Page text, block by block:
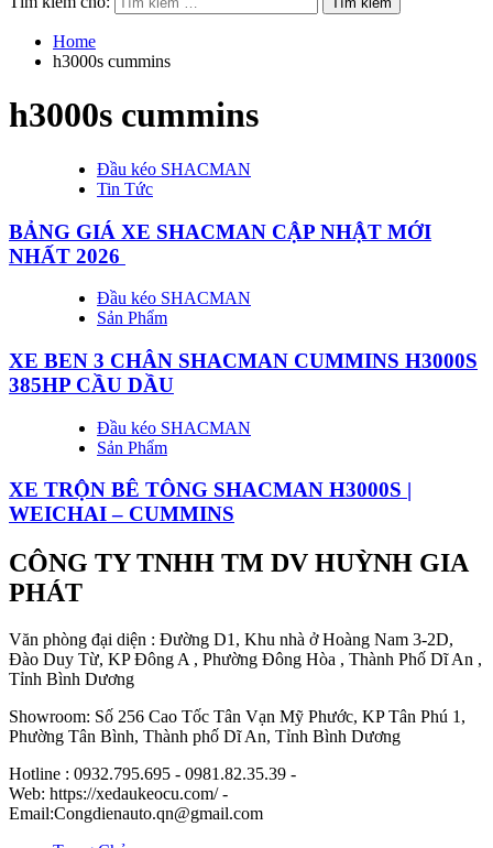
Home
h3000s cummins
h3000s cummins
Đầu kéo SHACMAN
Tin Tức
BẢNG GIÁ XE SHACMAN CẬP NHẬT MỚI
NHẤT 2026
Đầu kéo SHACMAN
Sản Phẩm
XE BEN 3 CHÂN SHACMAN CUMMINS H3000S
385HP CẦU DẦU
Đầu kéo SHACMAN
Sản Phẩm
XE TRỘN BÊ TÔNG SHACMAN H3000S |
WEICHAI – CUMMINS
CÔNG TY TNHH TM DV HUỲNH GIA
PHÁT
Văn phòng đại diện : Đường D1, Khu nhà ở Hoàng Nam 3-2D,
Đào Duy Từ, KP Đông A , Phường Đông Hòa , Thành Phố Dĩ An ,
Tỉnh Bình Dương
Showroom: Số 256 Cao Tốc Tân Vạn Mỹ Phước, KP Tân Phú 1,
Phường Tân Bình, Thành phố Dĩ An, Tỉnh Bình Dương
Hotline : 0932.795.695 - 0981.82.35.39 -
Web: https://xedaukeocu.com/ -
Email:Congdienauto.qn@gmail.com